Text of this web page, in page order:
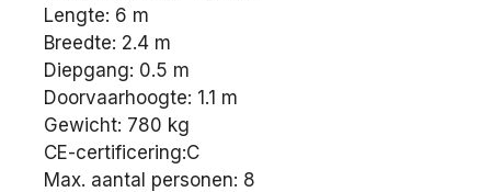
Lengte: 6 m
Breedte: 2.4 m
Diepgang: 0.5 m
Doorvaarhoogte: 1.1 m
Gewicht: 780 kg
CE-certificering:C
Max. aantal personen: 8